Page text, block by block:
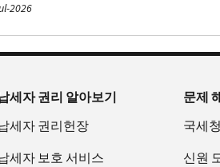
2026
세자 권리 알아보기
세자 권리헌장
세자 보호 서비스
문제
국세
신원